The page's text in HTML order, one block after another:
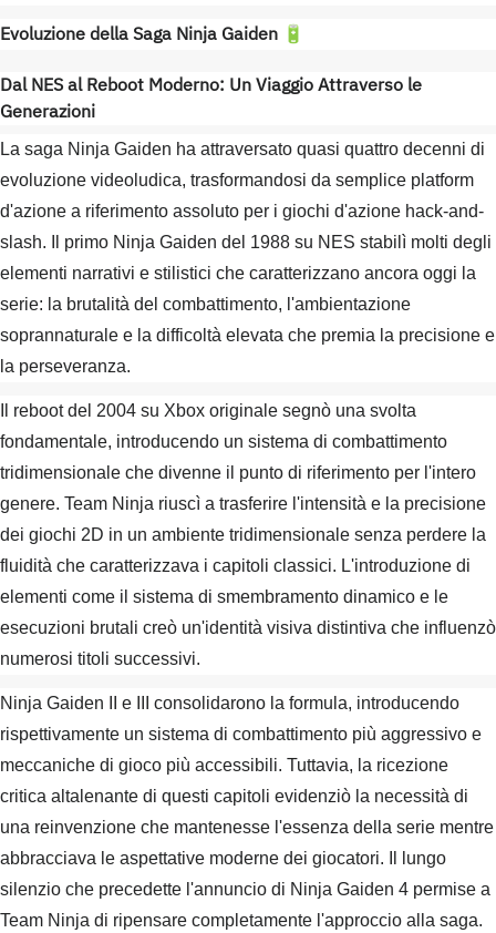
Evoluzione della Saga Ninja Gaiden 🔋
Dal NES al Reboot Moderno: Un Viaggio Attraverso le
Generazioni
La saga Ninja Gaiden ha attraversato quasi quattro decenni di
evoluzione videoludica, trasformandosi da semplice platform
d'azione a riferimento assoluto per i giochi d'azione hack-and-
slash. Il primo Ninja Gaiden del 1988 su NES stabilì molti degli
elementi narrativi e stilistici che caratterizzano ancora oggi la
serie: la brutalità del combattimento, l'ambientazione
soprannaturale e la difficoltà elevata che premia la precisione e
la perseveranza.
Il reboot del 2004 su Xbox originale segnò una svolta
fondamentale, introducendo un sistema di combattimento
tridimensionale che divenne il punto di riferimento per l'intero
genere. Team Ninja riuscì a trasferire l'intensità e la precisione
dei giochi 2D in un ambiente tridimensionale senza perdere la
fluidità che caratterizzava i capitoli classici. L'introduzione di
elementi come il sistema di smembramento dinamico e le
esecuzioni brutali creò un'identità visiva distintiva che influenzò
numerosi titoli successivi.
Ninja Gaiden II e III consolidarono la formula, introducendo
rispettivamente un sistema di combattimento più aggressivo e
meccaniche di gioco più accessibili. Tuttavia, la ricezione
critica altalenante di questi capitoli evidenziò la necessità di
una reinvenzione che mantenesse l'essenza della serie mentre
abbracciava le aspettative moderne dei giocatori. Il lungo
silenzio che precedette l'annuncio di Ninja Gaiden 4 permise a
Team Ninja di ripensare completamente l'approccio alla saga.